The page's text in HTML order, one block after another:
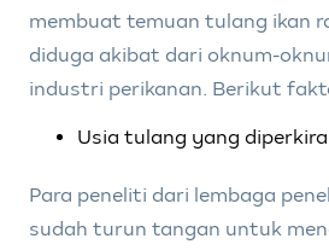
membuat temuan tulang ikan
diduga akibat dari oknum-
industri perikanan. Berikut
Usia tulang yang
Para peneliti dari lembaga
sudah turun tangan untuk